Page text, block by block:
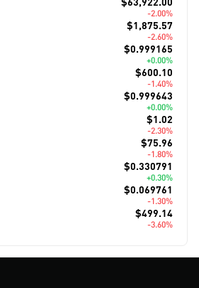
-2.00%
$1,875.57
-2.60%
$0.999165
+0.00%
$600.10
-1.40%
$0.999643
+0.00%
$1.02
-2.30%
$75.96
-1.80%
$0.330791
+0.30%
$0.069761
-1.30%
$499.14
-3.60%